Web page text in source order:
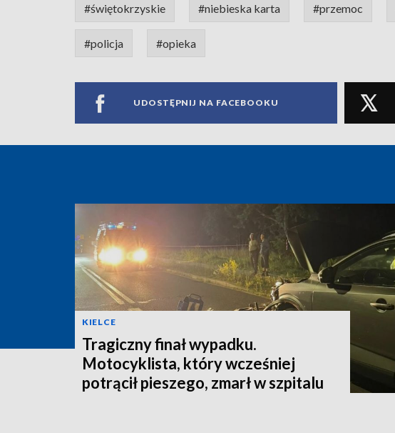
#świętokrzyskie #niebieska karta #przemoc
#policja #opieka
UDOSTĘPNIJ NA FACEBOOKU
KIELCE
Tragiczny finał wypadku.
Motocyklista, który wcześniej
potrącił pieszego, zmarł w szpitalu